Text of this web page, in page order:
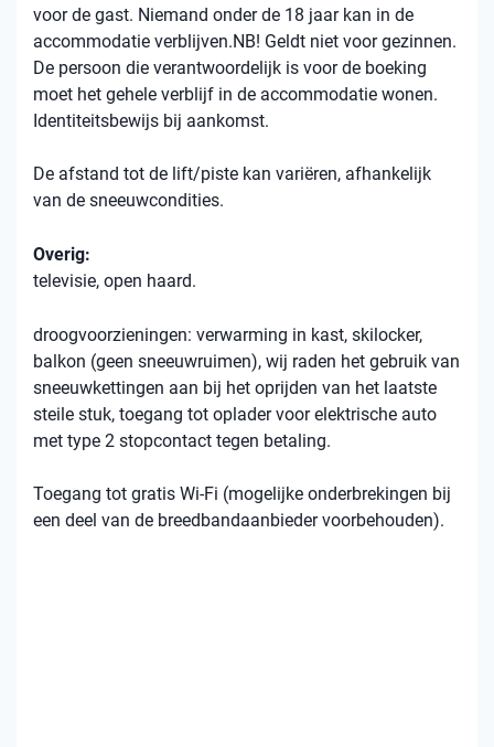
voor de gast. Niemand onder de 18 jaar kan in de
accommodatie verblijven.NB! Geldt niet voor gezinnen.
De persoon die verantwoordelijk is voor de boeking
moet het gehele verblijf in de accommodatie wonen.
Identiteitsbewijs bij aankomst.
De afstand tot de lift/piste kan variëren, afhankelijk
van de sneeuwcondities.
Overig:
televisie, open haard.
droogvoorzieningen: verwarming in kast, skilocker,
balkon (geen sneeuwruimen), wij raden het gebruik van
sneeuwkettingen aan bij het oprijden van het laatste
steile stuk, toegang tot oplader voor elektrische auto
met type 2 stopcontact tegen betaling.
Toegang tot gratis Wi-Fi (mogelijke onderbrekingen bij
een deel van de breedbandaanbieder voorbehouden).